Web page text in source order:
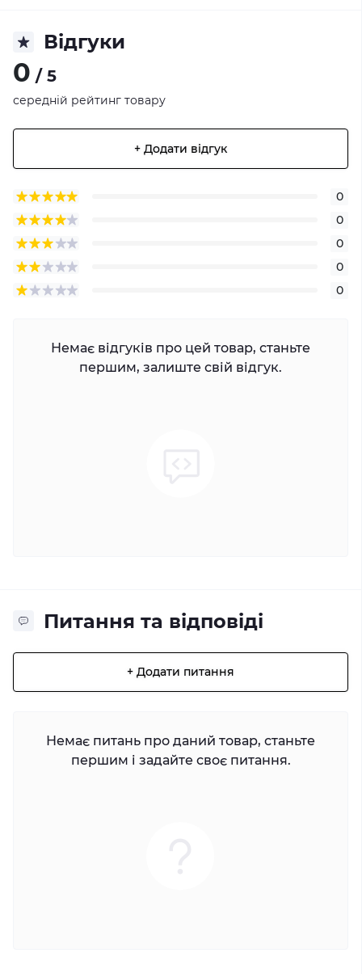
Відгуки
0 / 5
середній рейтинг товару
+ Додати відгук
0
0
0
0
0
Немає відгуків про цей товар, станьте
першим, залиште свій відгук.
Питання та відповіді
+ Додати питання
Немає питань про даний товар, станьте
першим і задайте своє питання.